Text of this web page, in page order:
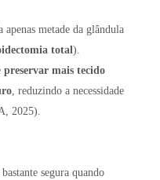
apenas metade da glândula
total).
preservar mais tecido
, reduzindo a necessidade
2025).
segura quando